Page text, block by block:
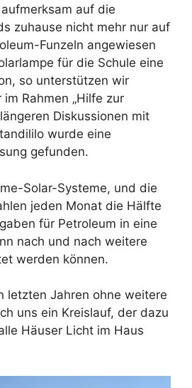
auf die
zuhause nicht mehr nur auf
Funzeln angewiesen
für die Schule eine
so unterstützen wir
Rahmen „Hilfe zur
Diskussionen mit
wurde eine
gefunden.
Solar-Systeme, und die
jeden Monat die Hälfte
für Petroleum in eine
nach und nach weitere
werden können.
letzten Jahren ohne weitere
uns ein Kreislauf, der dazu
Häuser Licht im Haus